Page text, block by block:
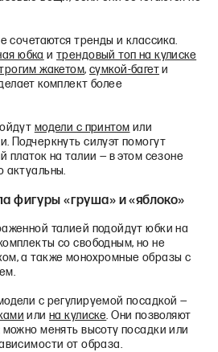
сочетаются тренды и классика.
юбка итрендовый топ на кулиске
жакетом, сумкой-багет и
комплект более
модели с принтом или
Подчеркнуть силуэт помогут
платок на талии — в этом сезоне
актуальны.
фигуры «груша» и «яблоко»
талией подойдут юбки на
со свободным, но не
а также монохромные образы с
с регулируемой посадкой —
илина кулиске. Они позволяют
можно менять высоту посадки или
от образа.